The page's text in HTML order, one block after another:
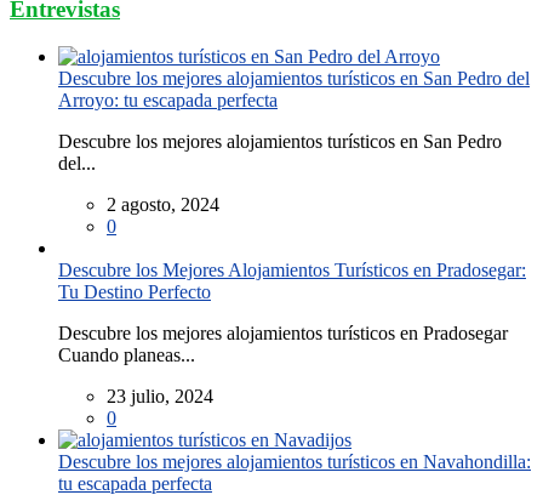
Entrevistas
Descubre los mejores alojamientos turísticos en San Pedro del
Arroyo: tu escapada perfecta
Descubre los mejores alojamientos turísticos en San Pedro
del...
2 agosto, 2024
0
Descubre los Mejores Alojamientos Turísticos en Pradosegar:
Tu Destino Perfecto
Descubre los mejores alojamientos turísticos en Pradosegar
Cuando planeas...
23 julio, 2024
0
Descubre los mejores alojamientos turísticos en Navahondilla:
tu escapada perfecta